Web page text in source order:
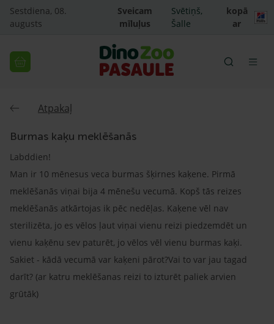
Sestdiena, 08.
augusts
Sveicam
mīluļus
Svētiņš,
Šalle
kopā
ar
Atpakaļ
Burmas kaķu meklēšanās
Labddien!
Man ir 10 mēnesus veca burmas šķirnes kaķene. Pirmā
meklēšanās viņai bija 4 mēnešu vecumā. Kopš tās reizes
meklēšanās atkārtojas ik pēc nedēļas. Kaķene vēl nav
sterilizēta, jo es vēlos ļaut viņai vienu reizi piedzemdēt un
vienu kaķēnu sev paturēt, jo vēlos vēl vienu burmas kaķi.
Sakiet - kādā vecumā var kaķeni pārot?Vai to var jau tagad
darīt? (ar katru meklēšanas reizi to izturēt paliek arvien
grūtāk)